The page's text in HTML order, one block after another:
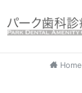
Home